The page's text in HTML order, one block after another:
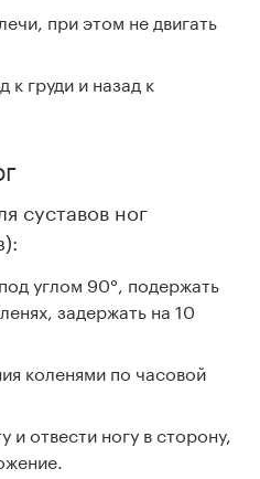
при этом не двигать
груди и назад к
суставов ног
углом 90°, подержать
задержать на 10
коленями по часовой
отвести ногу в сторону,